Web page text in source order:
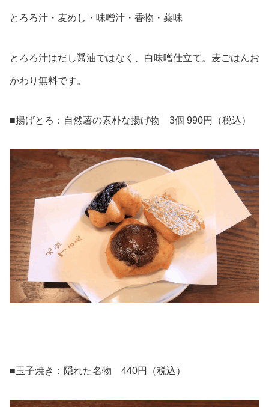
とろろ汁・麦めし・味噌汁・香物・薬味
とろろ汁はだし醤油ではなく、白味噌仕立て。麦ごはんお
かわり無料です。
■揚げとろ：自然薯の素朴な揚げ物 3個 990円（税込）
■玉子焼き：隠れた名物 440円（税込）